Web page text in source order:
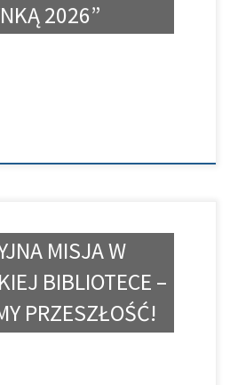
2026”
MISJA W
BIBLIOTECE –
PRZESZŁOŚĆ!